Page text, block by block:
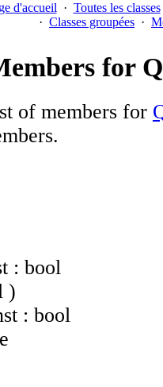
d'accueil · Toutes les classes
· Classes groupées ·
for
of members for
: bool
)
: bool